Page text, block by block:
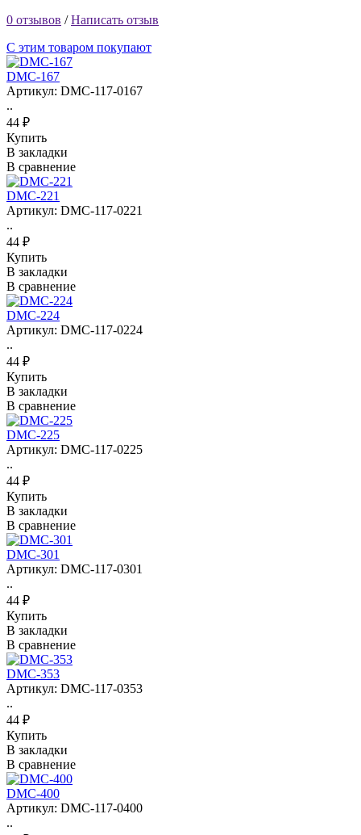
0 отзывов /Написать отзыв
С этим товаром покупают
DMC-167
Артикул: DMC-117-0167
..
44 ₽
Купить
В закладки
В сравнение
DMC-221
Артикул: DMC-117-0221
..
44 ₽
Купить
В закладки
В сравнение
DMC-224
Артикул: DMC-117-0224
..
44 ₽
Купить
В закладки
В сравнение
DMC-225
Артикул: DMC-117-0225
..
44 ₽
Купить
В закладки
В сравнение
DMC-301
Артикул: DMC-117-0301
..
44 ₽
Купить
В закладки
В сравнение
DMC-353
Артикул: DMC-117-0353
..
44 ₽
Купить
В закладки
В сравнение
DMC-400
Артикул: DMC-117-0400
..